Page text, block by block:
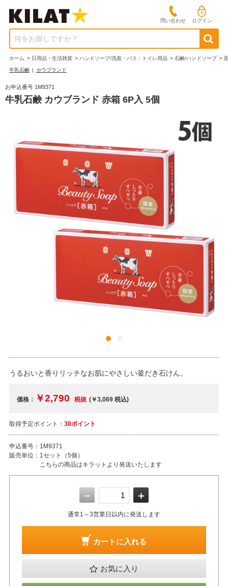
問い合わせ ログイン
何をお探しですか？
ホーム > 日用品・生活雑貨 > ハンドソープ/洗面・バス・トイレ用品 > 石鹸/ハンドソープ >
牛乳石鹸 | カウブランド
お申込番号 1M9371
牛乳石鹸 カウブランド 赤箱 6P入 5個
うるおいと香りリッチなお肌にやさしい釜だき石けん。
価格： ￥2,790 税抜 (￥3,069税込)
取得予定ポイント： 30ポイント
申込番号： 1M9371
販売単位： 1セット（5個）
こちらの商品はキラットより発送いたします
－ ＋
通常1～3営業日以内に発送します
カートに入れる
お気に入り